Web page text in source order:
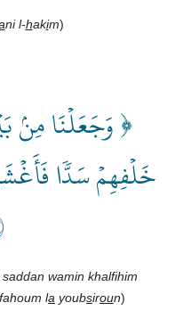
ni l-hakim)
﴿ وَجَعَلۡنَا مِنۢ
خَلۡفِهِمۡ سَدّٗا
wamin khalfihim
la youbsiroun)